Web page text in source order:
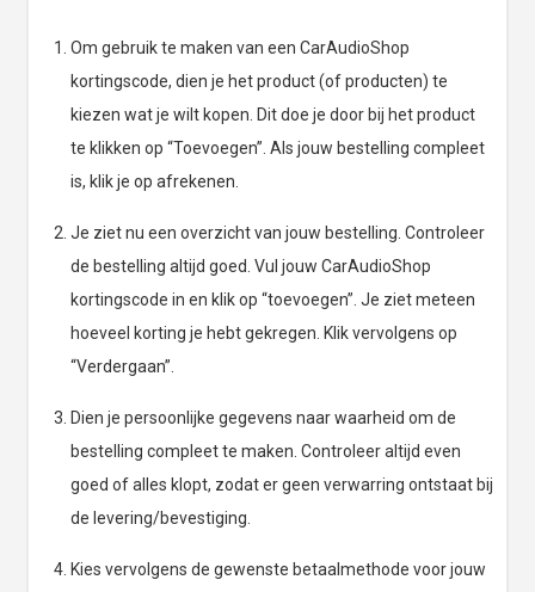
Om gebruik te maken van een CarAudioShop
kortingscode, dien je het product (of producten) te
kiezen wat je wilt kopen. Dit doe je door bij het product
te klikken op “Toevoegen”. Als jouw bestelling compleet
is, klik je op afrekenen.
Je ziet nu een overzicht van jouw bestelling. Controleer
de bestelling altijd goed. Vul jouw CarAudioShop
kortingscode in en klik op “toevoegen”. Je ziet meteen
hoeveel korting je hebt gekregen. Klik vervolgens op
“Verdergaan”.
Dien je persoonlijke gegevens naar waarheid om de
bestelling compleet te maken. Controleer altijd even
goed of alles klopt, zodat er geen verwarring ontstaat bij
de levering/bevestiging.
Kies vervolgens de gewenste betaalmethode voor jouw